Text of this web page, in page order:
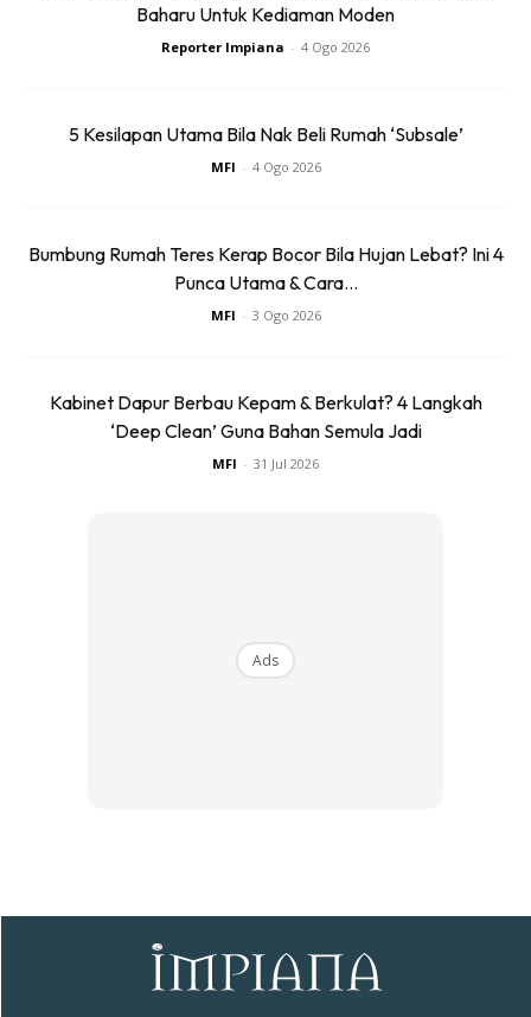
3. Kemudian, masukkan baking soda, diikuti dengan air.
Baharu Untuk Kediaman Moden
Reporter Impiana - 4 Ogo 2026
5 Kesilapan Utama Bila Nak Beli Rumah ‘Subsale’
MFI - 4 Ogo 2026
Bumbung Rumah Teres Kerap Bocor Bila Hujan Lebat? Ini 4
Punca Utama & Cara...
MFI - 3 Ogo 2026
Kabinet Dapur Berbau Kepam & Berkulat? 4 Langkah
‘Deep Clean’ Guna Bahan Semula Jadi
MFI - 31 Jul 2026
Ads